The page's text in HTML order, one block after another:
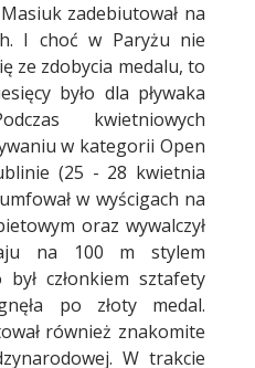
zadebiutował na
I choć w Paryżu nie
ze zdobycia medalu, to
było dla pływaka
kwietniowych
w kategorii Open
(25 - 28 kwietnia
w wyścigach na
oraz wywalczył
na 100 m stylem
członkiem sztafety
po złoty medal.
również znakomite
W trakcie